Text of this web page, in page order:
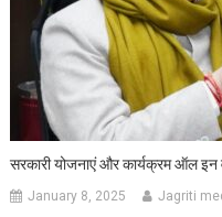
सरकारी योजनाएं और कार्यक्रम ऑल इन
January 8, 2025 Jagriti